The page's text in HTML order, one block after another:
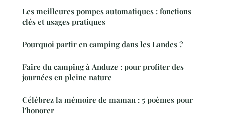
Les meilleures pompes automatiques : fonctions
clés et usages pratiques
Pourquoi partir en camping dans les Landes ?
Faire du camping à Anduze : pour profiter des
journées en pleine nature
Célébrez la mémoire de maman : 5 poèmes pour
l'honorer